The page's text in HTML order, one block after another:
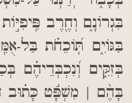
בִּגְרוֹנָ֑ם וְחֶ֖רֶב
בַּגּוֹיִ֑ם תּֽ֝וֹכֵחֹ֗ת בַּל-
בְּזִקִּ֑ים וְ֝נִכְבְּדֵיהֶ֗ם
בָּהֶ֨ם | מִשְׁפָּ֬ט כָּת֗וּב